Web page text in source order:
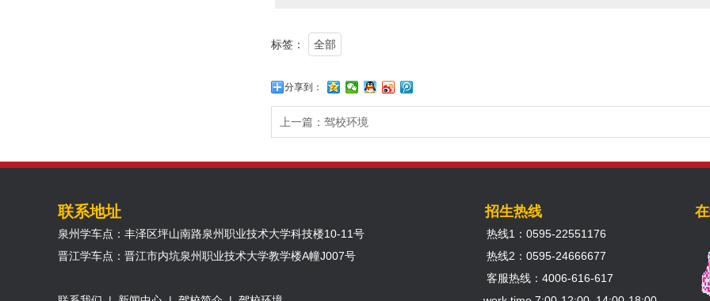
标签： 全部
分享到：
上一篇： 驾校环境
联系地址
泉州学车点：丰泽区坪山南路泉州职业技术大学科技楼10-11号
晋江学车点：晋江市内坑泉州职业技术大学教学楼A幢J007号
招生热线
热线1：0595-22551176
热线2：0595-24666677
客服热线：4006-616-617